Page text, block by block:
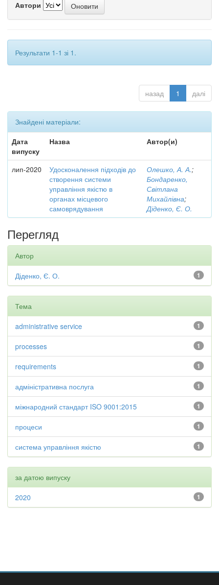
Автори
Результати 1-1 зі 1.
назад 1 далі
Знайдені матеріали:
Дата
випуску
Назва Автор(и)
лип-2020
Удосконалення підходів до
створення системи
управління якістю в
органах місцевого
самоврядування
Олешко, А. А.;
Бондаренко,
Світлана
Михайлівна;
Діденко, Є. О.
Перегляд
Автор
1
Діденко, Є. О.
Тема
1
administrative service
1
processes
1
requirements
1
адміністративна послуга
1
міжнародний стандарт ISO 9001:2015
1
процеси
1
система управління якістю
за датою випуску
1
2020